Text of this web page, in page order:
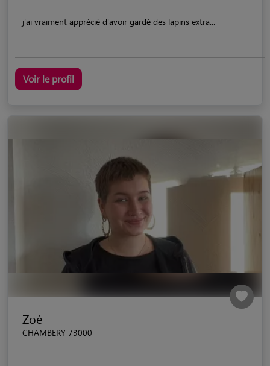
j'ai vraiment apprécié d'avoir gardé des lapins extra...
Voir le profil
Zoé
CHAMBERY 73000